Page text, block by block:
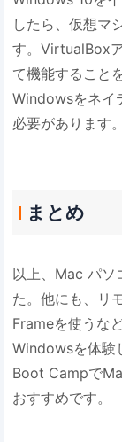
したら、仮想マ
す。VirtualBox
て機能すること
Windowsをネイ
必要があります。
まとめ
以上、Mac パソ
た。他にも、リ
Frameを使うな
Windowsを体験
Boot Campで
おすすめです。